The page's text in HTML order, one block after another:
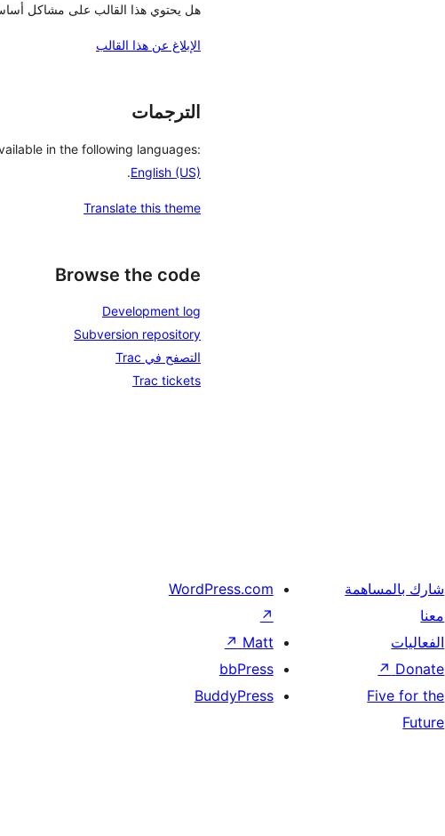
هل يحتوي هذا القالب على مشاكل
الإبلاغ عن هذا القالب
الترجمات
in the following languages:
English (US)
.
Translate this theme
Browse the code
Development log
Subversion repository
التصفح في Trac
Trac tickets
شارك بالمساهمة
معنا
الفعاليات
Donate
↗
Five for the
Future
WordPress.com
↗
Matt
↗
bbPress
BuddyPress